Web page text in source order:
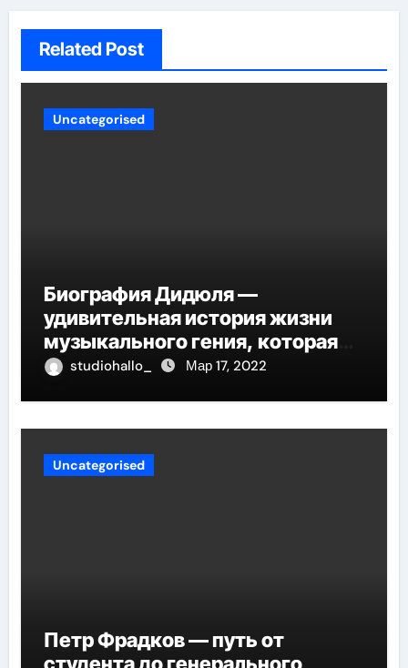
Related Post
Uncategorised
Биография Дидюля —
удивительная история жизни
музыкального гения, которая
проникнет в самые глубины
studiohallo_ Мар 17, 2022
Uncategorised
Петр Фрадков — путь от
студента до генерального